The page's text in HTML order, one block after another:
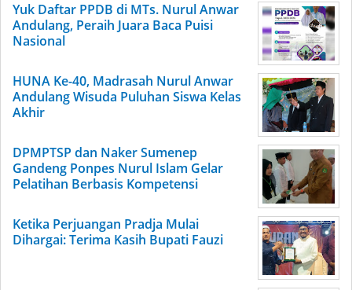
Yuk Daftar PPDB di MTs. Nurul Anwar
Andulang, Peraih Juara Baca Puisi
Nasional
HUNA Ke-40, Madrasah Nurul Anwar
Andulang Wisuda Puluhan Siswa Kelas
Akhir
DPMPTSP dan Naker Sumenep
Gandeng Ponpes Nurul Islam Gelar
Pelatihan Berbasis Kompetensi
Ketika Perjuangan Pradja Mulai
Dihargai: Terima Kasih Bupati Fauzi